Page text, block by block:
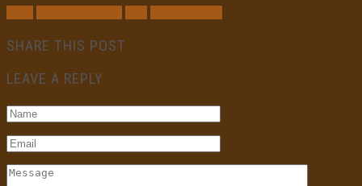
SHARE THIS POST
LEAVE A REPLY